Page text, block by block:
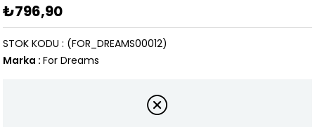
₺796,90
(FOR_DREAMS00012)
STOK KODU
Marka : For Dreams